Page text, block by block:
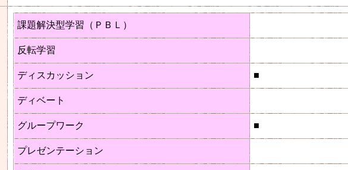
課題解決型学習（ＰＢＬ）
反転学習
ディスカッション ■
ディベート
グループワーク ■
プレゼンテーション